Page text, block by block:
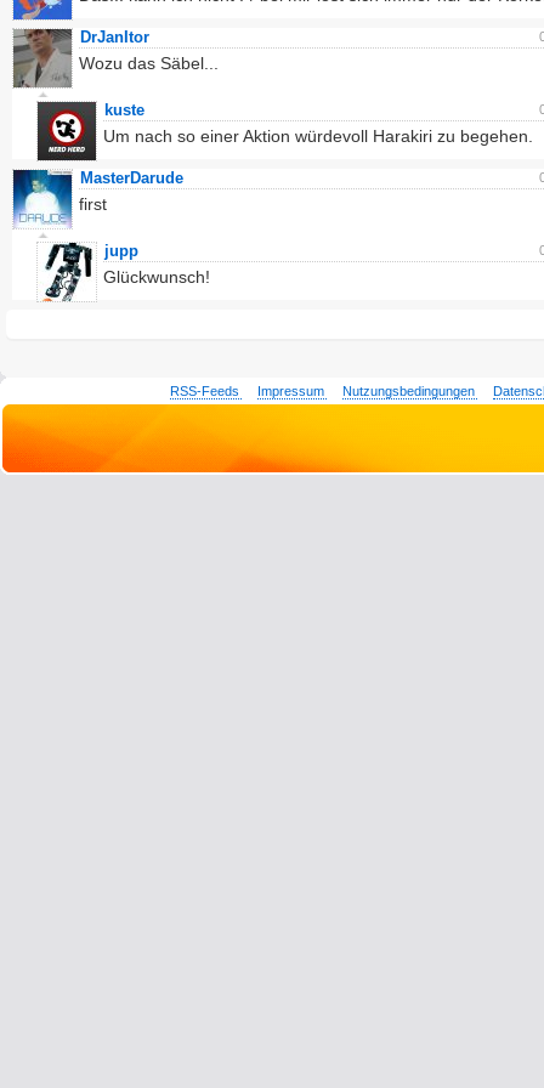
DrJanItor
Wozu das Säbel...
kuste
Um nach so einer Aktion würdevoll Harakiri zu begehen.
MasterDarude
first
jupp
Glückwunsch!
RSS-Feeds Impressum Nutzungsbedingungen